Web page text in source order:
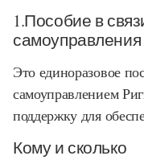
1.Пособие в
Это единоразовое
самоуправлением
поддержку для
Кому и сколько